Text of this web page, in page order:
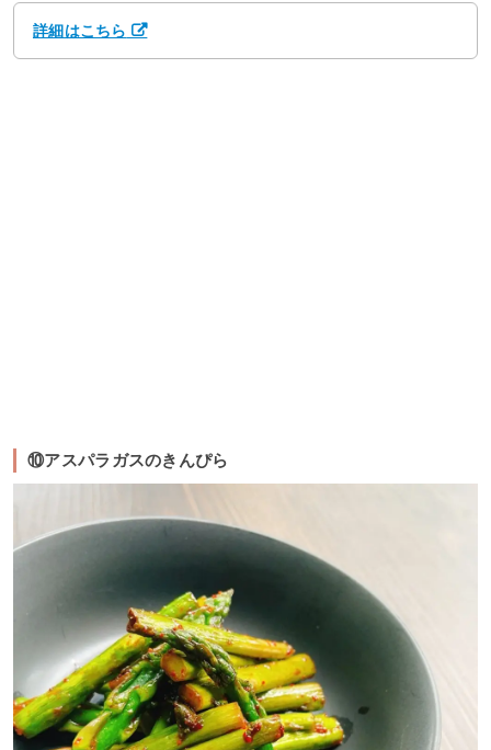
詳細はこちら
⑩アスパラガスのきんぴら